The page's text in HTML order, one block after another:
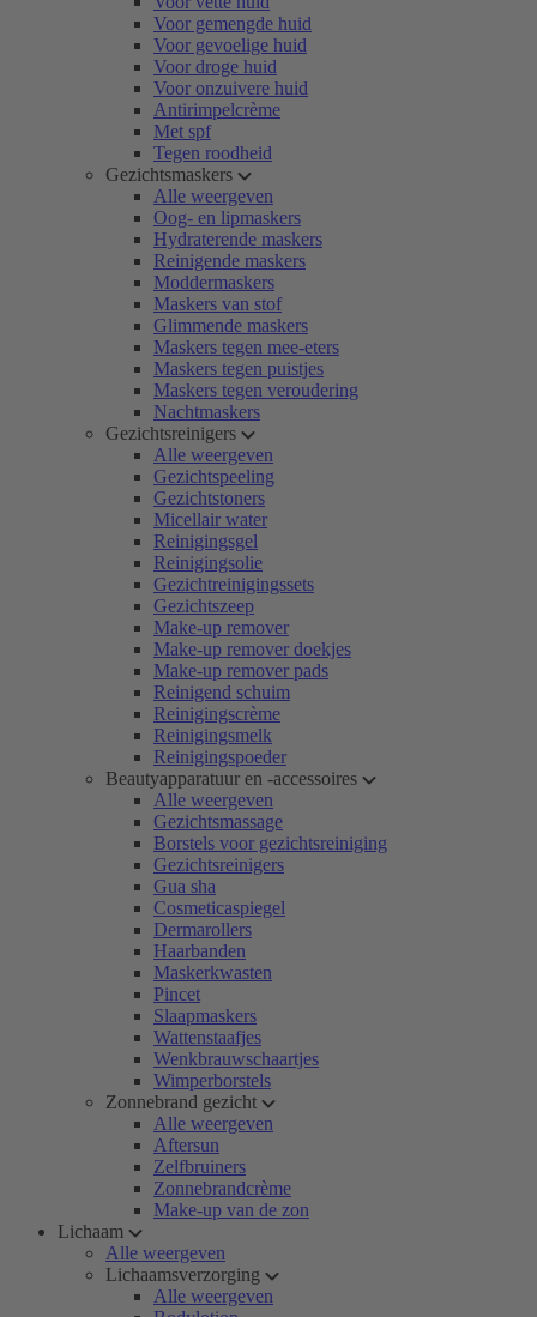
Voor gemengde huid
Voor gevoelige huid
Voor droge huid
Voor onzuivere huid
Antirimpelcrème
Met spf
Tegen roodheid
Gezichtsmaskers
Alle weergeven
Oog- en lipmaskers
Hydraterende maskers
Reinigende maskers
Moddermaskers
Maskers van stof
Glimmende maskers
Maskers tegen mee-eters
Maskers tegen puistjes
Maskers tegen veroudering
Nachtmaskers
Gezichtsreinigers
Alle weergeven
Gezichtspeeling
Gezichtstoners
Micellair water
Reinigingsgel
Reinigingsolie
Gezichtreinigingssets
Gezichtszeep
Make-up remover
Make-up remover doekjes
Make-up remover pads
Reinigend schuim
Reinigingscrème
Reinigingsmelk
Reinigingspoeder
Beautyapparatuur en -accessoires
Alle weergeven
Gezichtsmassage
Borstels voor gezichtsreiniging
Gezichtsreinigers
Gua sha
Cosmeticaspiegel
Dermarollers
Haarbanden
Maskerkwasten
Pincet
Slaapmaskers
Wattenstaafjes
Wenkbrauwschaartjes
Wimperborstels
Zonnebrand gezicht
Alle weergeven
Aftersun
Zelfbruiners
Zonnebrandcrème
Make-up van de zon
Lichaam
Alle weergeven
Lichaamsverzorging
Alle weergeven